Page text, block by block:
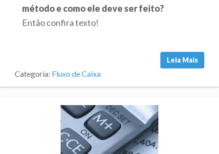
método e como ele deve ser feito?
Então confira texto!
Leia Mais
Categoria: Fluxo de Caixa